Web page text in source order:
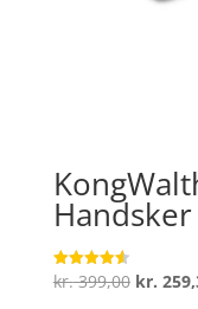
Vurderet
4.6
kr.399,00 Den
kr.